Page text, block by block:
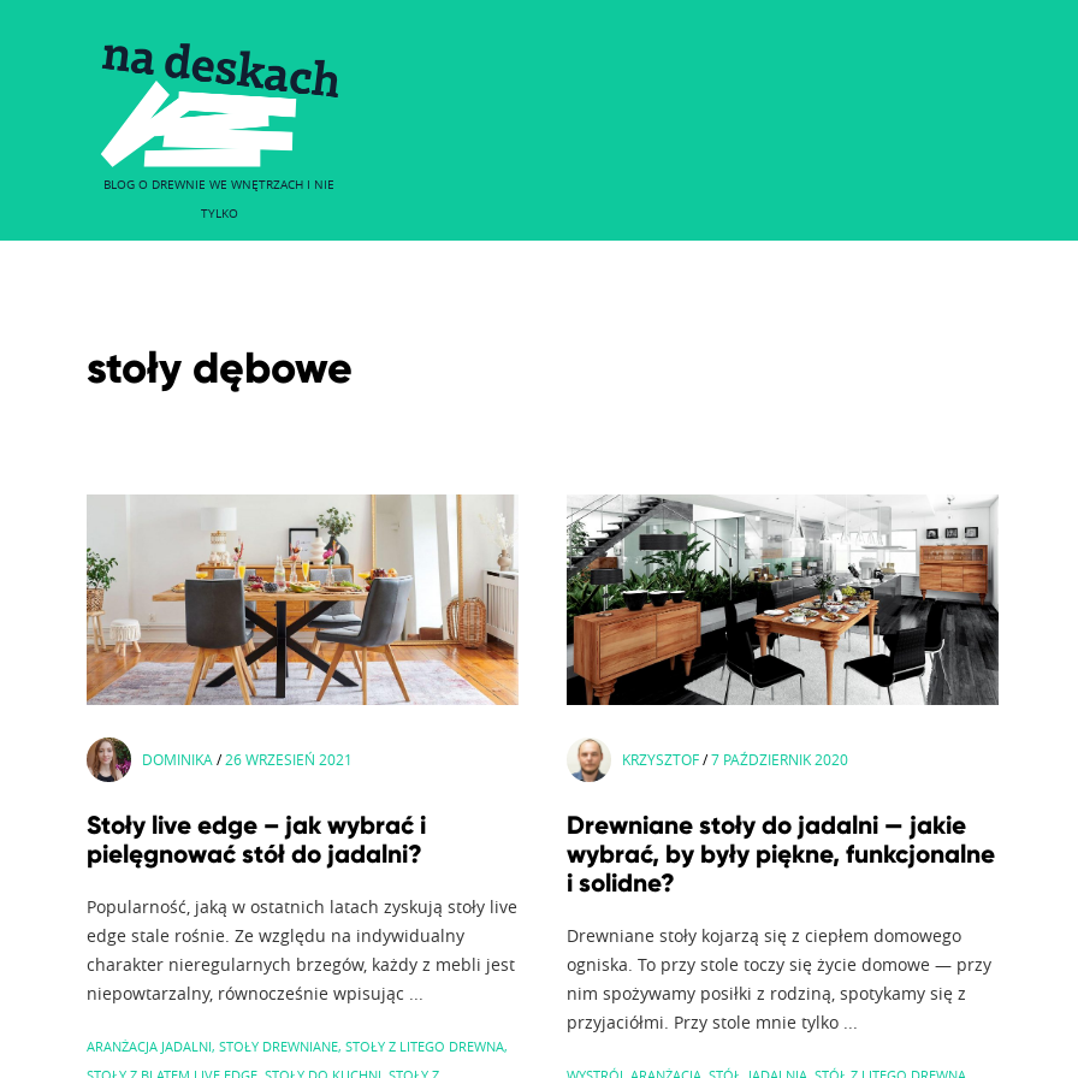
BLOG O DREWNIE WE WNĘTRZACH I NIE
TYLKO
stoły dębowe
DOMINIKA /26 WRZESIEŃ 2021
Stoły live edge – jak wybrać i
pielęgnować stół do jadalni?
Popularność, jaką w ostatnich latach zyskują stoły live
edge stale rośnie. Ze względu na indywidualny
charakter nieregularnych brzegów, każdy z mebli jest
niepowtarzalny, równocześnie wpisując ...
ARANŻACJA JADALNI, STOŁY DREWNIANE, STOŁY Z LITEGO DREWNA,
KRZYSZTOF/7 PAŹDZIERNIK 2020
Drewniane stoły do jadalni — jakie
wybrać, by były piękne, funkcjonalne
i solidne?
Drewniane stoły kojarzą się z ciepłem domowego
ogniska. To przy stole toczy się życie domowe — przy
nim spożywamy posiłki z rodziną, spotykamy się z
przyjaciółmi. Przy stole mnie tylko ...